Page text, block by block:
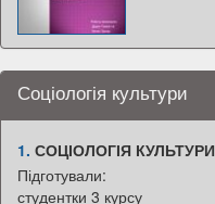
Соціологія культури
1. СОЦІОЛОГІЯ КУЛЬТУРИ
Підготували:
студентки 3 курсу